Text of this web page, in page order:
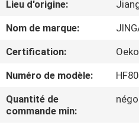
DE
NOUS
VISITE
D'USINE
Lieu d'origine:
Nom de marque:
Certification:
Numéro de modèle:
Quantité de
commande min: